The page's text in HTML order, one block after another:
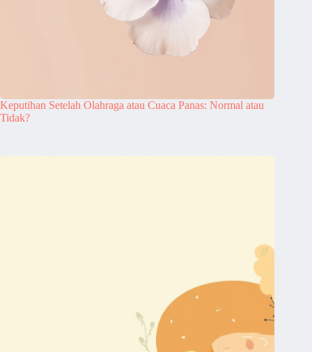
Keputihan Setelah Olahraga atau Cuaca Panas: Normal atau
Tidak?